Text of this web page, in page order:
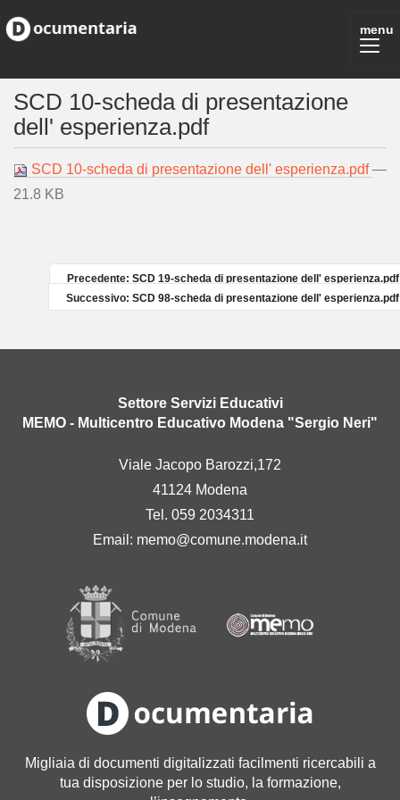
SCD 10-scheda di presentazione
dell' esperienza.pdf
SCD 10-scheda di presentazione dell' esperienza.pdf—
21.8 KB
Precedente: SCD 19-scheda di presentazione dell' esperienza.pdf
Successivo: SCD 98-scheda di presentazione dell' esperienza.pdf
Settore Servizi Educativi
MEMO - Multicentro Educativo Modena "Sergio Neri"
Viale Jacopo Barozzi,172
41124 Modena
Tel. 059 2034311
Email: memo@comune.modena.it
Migliaia di documenti digitalizzati facilmenti ricercabili a
tua disposizione per lo studio, la formazione,